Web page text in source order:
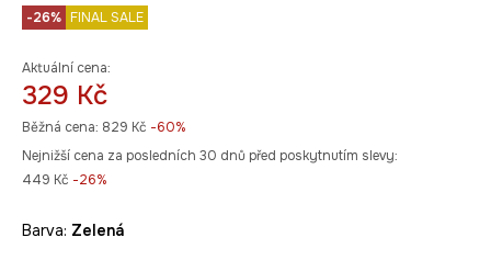
-26% FINAL SALE
Aktuální cena:
329 Kč
Běžná cena: 829 Kč -60%
Nejnižší cena za posledních 30 dnů před poskytnutím slevy:
449 Kč -26%
Barva: zelená